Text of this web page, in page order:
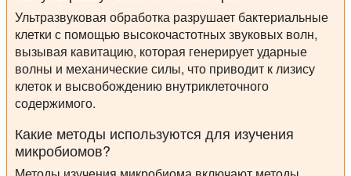
Ультразвуковая обработка разрушает бактериальные
клетки с помощью высокочастотных звуковых волн,
вызывая кавитацию, которая генерирует ударные
волны и механические силы, что приводит к лизису
клеток и высвобождению внутриклеточного
содержимого.
Какие методы используются для изучения
микробиомов?